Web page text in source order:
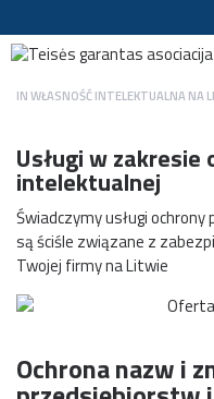
INWŁASNOŚĆ INTELEKTUALNA NA
Usługi w zakresie
intelektualnej
Świadczymy usługi
są ściśle związane z
Twojej firmy na Litwie
Ochrona nazw i